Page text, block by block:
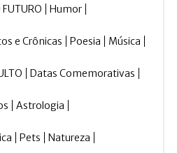
Humor
e Crônicas Poesia Música
Datas Comemorativas
Astrologia
Pets Natureza